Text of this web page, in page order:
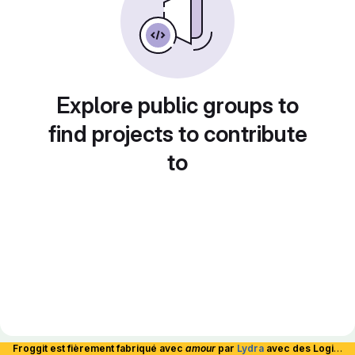
Explore public groups to
find projects to contribute
to
Froggit est fièrement fabriqué avec amour par Lydra avec des Logiciels Libres et hébergé en